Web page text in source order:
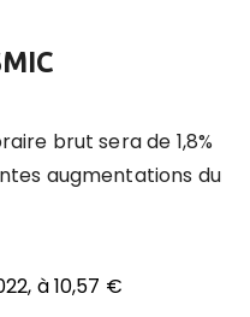
brut sera de 1,8%
augmentations du
à 10,57 €